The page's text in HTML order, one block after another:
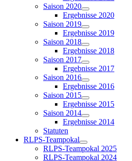
Saison 2020
Ergebnisse 2020
Saison 2019
Ergebnisse 2019
Saison 2018
Ergebnisse 2018
Saison 2017
Ergebnisse 2017
Saison 2016
Ergebnisse 2016
Saison 2015
Ergebnisse 2015
Saison 2014
Ergebnisse 2014
Statuten
RLPS-Teampokal
RLPS-Teampokal 2025
RLPS-Teampokal 2024